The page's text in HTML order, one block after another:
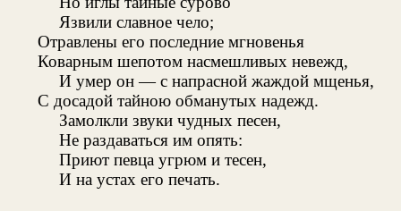
Язвили славное чело;
Отравлены его последние мгновенья
Коварным шепотом насмешливых невежд,
И умер он — с напрасной жаждой мщенья,
С досадой тайною обманутых надежд.
Замолкли звуки чудных песен,
Не раздаваться им опять:
Приют певца угрюм и тесен,
И на устах его печать.